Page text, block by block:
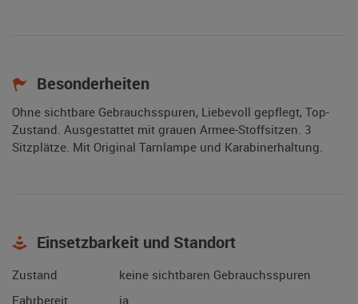
Besonderheiten
Ohne sichtbare Gebrauchsspuren, Liebevoll gepflegt, Top-
Zustand. Ausgestattet mit grauen Armee-Stoffsitzen. 3
Sitzplätze. Mit Original Tarnlampe und Karabinerhaltung.
Einsetzbarkeit und Standort
Zustand
keine sichtbaren Gebrauchsspuren
Fahrbereit
ja